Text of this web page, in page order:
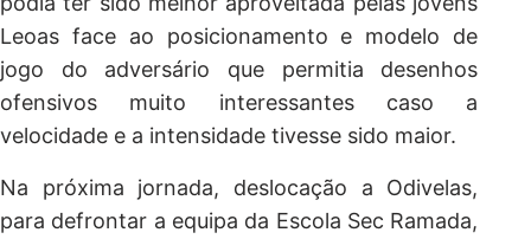
Leoas face ao posicionamento e modelo de
jogo do adversário que permitia desenhos
ofensivos muito interessantes caso a
velocidade e a intensidade tivesse sido maior.
Na próxima jornada, deslocação a Odivelas,
para defrontar a equipa da Escola Sec Ramada,